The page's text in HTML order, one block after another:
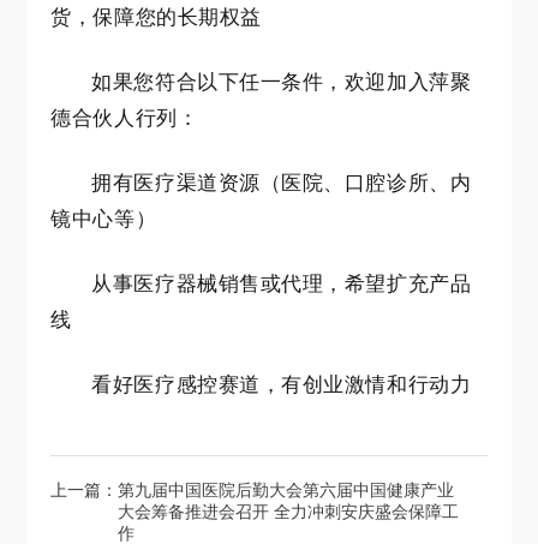
货，保障您的长期权益
如果您符合以下任一条件，欢迎加入萍聚
德合伙人行列：
拥有医疗渠道资源（医院、口腔诊所、内
镜中心等）
从事医疗器械销售或代理，希望扩充产品
线
看好医疗感控赛道，有创业激情和行动力
上一篇：第九届中国医院后勤大会第六届中国健康产业
大会筹备推进会召开 全力冲刺安庆盛会保障工
作